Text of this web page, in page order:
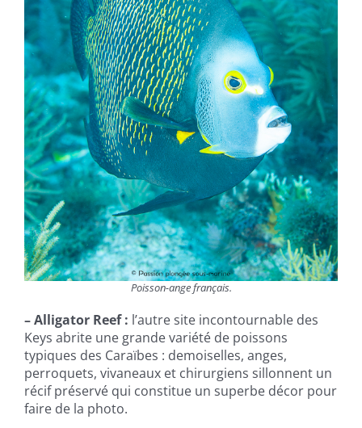
Poisson-ange français.
– Alligator Reef : l’autre site incontournable des
Keys abrite une grande variété de poissons
typiques des Caraïbes : demoiselles, anges,
perroquets, vivaneaux et chirurgiens sillonnent un
récif préservé qui constitue un superbe décor pour
faire de la photo.